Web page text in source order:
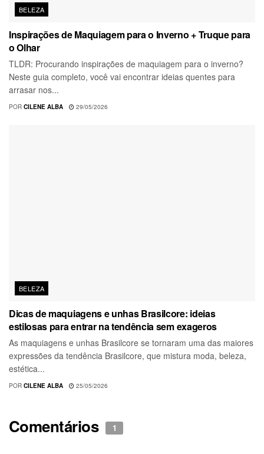
BELEZA
Inspirações de Maquiagem para o Inverno + Truque para
o Olhar
TLDR: Procurando inspirações de maquiagem para o inverno?
Neste guia completo, você vai encontrar ideias quentes para
arrasar nos...
POR CILENE ALBA 29/05/2026
BELEZA
Dicas de maquiagens e unhas Brasilcore: ideias
estilosas para entrar na tendência sem exageros
As maquiagens e unhas Brasilcore se tornaram uma das maiores
expressões da tendência Brasilcore, que mistura moda, beleza,
estética...
POR CILENE ALBA 25/05/2026
Comentários 1